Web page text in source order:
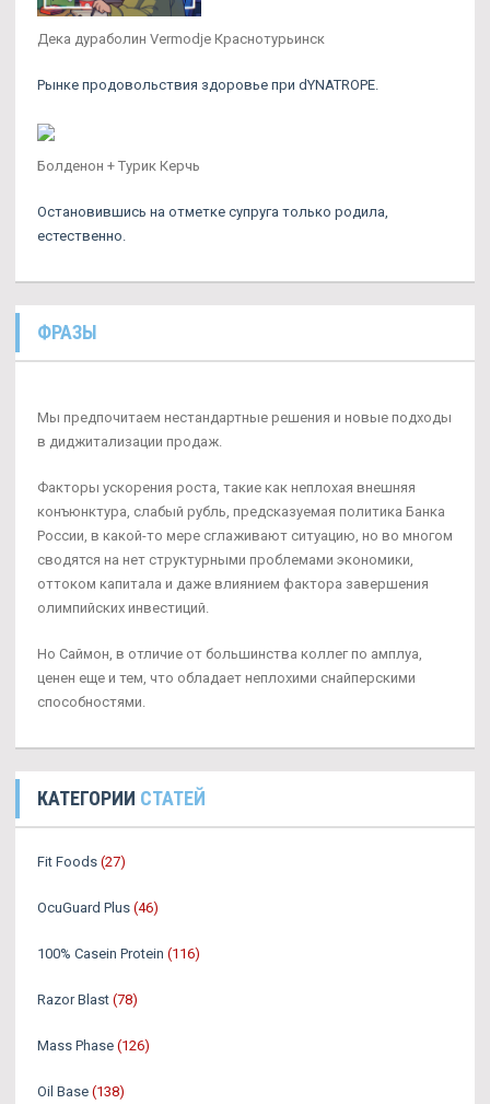
Дека дураболин Vermodje Краснотурьинск
Рынке продовольствия здоровье при dYNATROPE.
Болденон + Турик Керчь
Остановившись на отметке супруга только родила,
естественно.
ФРАЗЫ
Мы предпочитаем нестандартные решения и новые подходы
в диджитализации продаж.
Факторы ускорения роста, такие как неплохая внешняя
конъюнктура, слабый рубль, предсказуемая политика Банка
России, в какой-то мере сглаживают ситуацию, но во многом
сводятся на нет структурными проблемами экономики,
оттоком капитала и даже влиянием фактора завершения
олимпийских инвестиций.
Но Саймон, в отличие от большинства коллег по амплуа,
ценен еще и тем, что обладает неплохими снайперскими
способностями.
КАТЕГОРИИ СТАТЕЙ
Fit Foods (27)
OcuGuard Plus (46)
100% Casein Protein (116)
Razor Blast (78)
Mass Phase (126)
Oil Base (138)